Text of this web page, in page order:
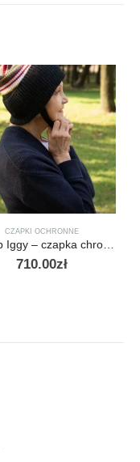
CZAPKI OCHRONNE
Ribcap Iggy – czapka chroniąca przed urazami dla dorosłych
710.00zł